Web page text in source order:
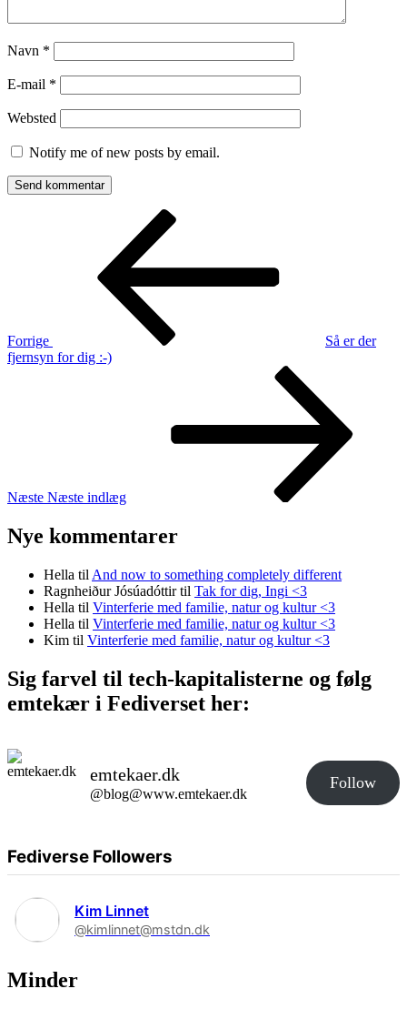
Navn *
E-mail *
Websted
Notify me of new posts by email.
Indlægsnavigation
Forrige
Så er der
fjernsyn for dig :-)
Næste Næste indlæg
Nye kommentarer
Hella til And now to something completely different
Ragnheiður Jósúadóttirtil Tak for dig, Ingi <3
Hella til Vinterferie med familie, natur og kultur <3
Hella til Vinterferie med familie, natur og kultur <3
Kim til Vinterferie med familie, natur og kultur <3
Sig farvel til tech-kapitalisterne og følg
emtekær i Fediverset her:
emtekaer.dk
@blog@www.emtekaer.dk
Follow
Fediverse Followers
Kim Linnet
@kimlinnet@mstdn.dk
Minder